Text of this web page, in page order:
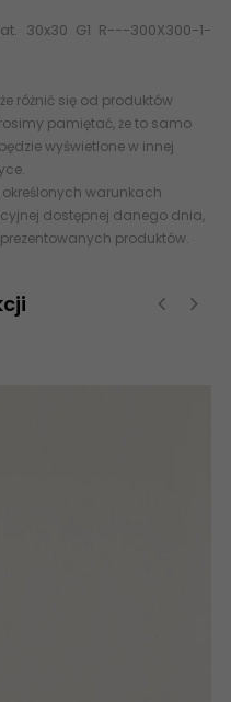
30x30 G1 R---300X300-1-
różnić się od produktów
pamiętać, że to samo
wyświetlone w innej
warunkach
dostępnej danego dnia,
produktów.